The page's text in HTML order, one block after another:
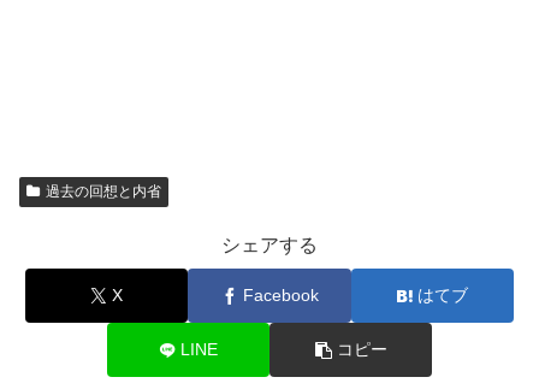
過去の回想と内省
シェアする
X Facebook はてブ
LINE コピー